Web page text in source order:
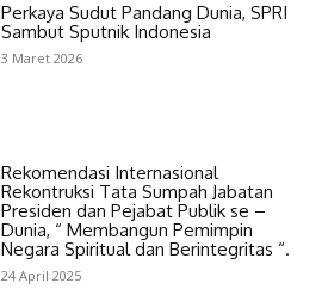
Perkaya Sudut Pandang Dunia, SPRI
Sambut Sputnik Indonesia
3 Maret 2026
Rekomendasi Internasional
Rekontruksi Tata Sumpah Jabatan
Presiden dan Pejabat Publik se –
Dunia, “ Membangun Pemimpin
Negara Spiritual dan Berintegritas “.
24 April 2025